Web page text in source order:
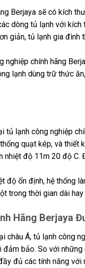
Berjaya sẽ có kích
dòng tủ lạnh với
giản, tủ lạnh gia
nghiệp chính hãng
lạnh dùng trữ thức
tủ lạnh công nghiệp
quạt kép, và
độ 11m 20 độ
độ ổn định, hệ thống
trong thời gian dài
Hãng Berjaya
châu Á, tủ lạnh công
bảo. So với
đủ các tính năng với